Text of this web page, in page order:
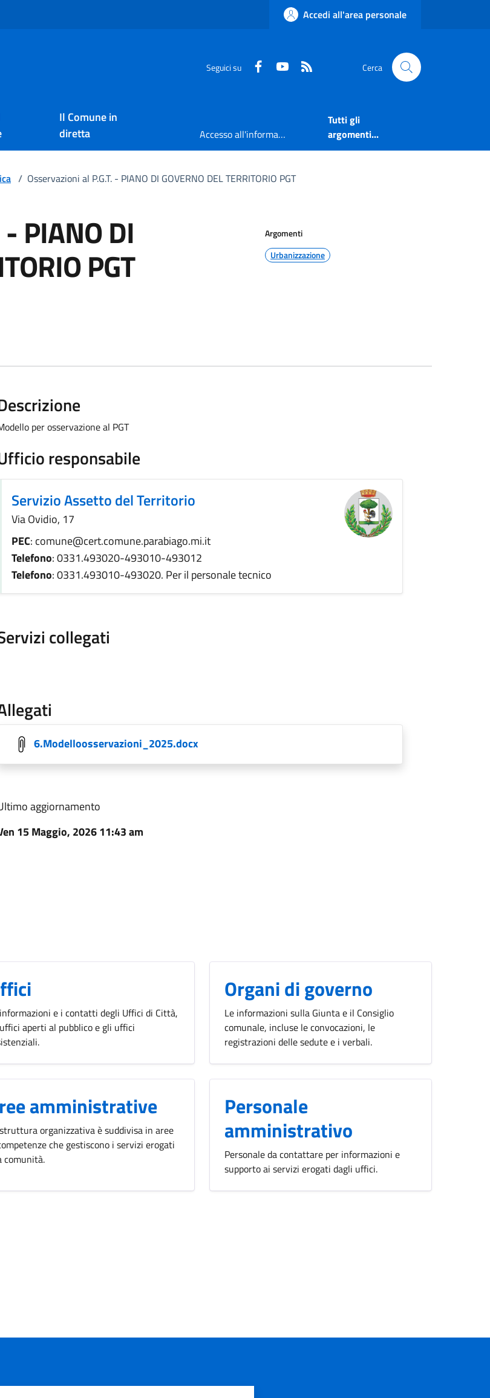
Accedi all'area personale
Seguici su Faceboook
Youtube Cerca
Il Comune in
diretta
Accesso all'informazione
Tutti gli
argomenti...
/ Osservazioni al P.G.T. - PIANO DI GOVERNO DEL TERRITORIO PGT
PIANO DI
PGT
Argomenti
Urbanizzazione
per osservazione al PGT
responsabile
Servizio Assetto del Territorio
Via Ovidio, 17
PEC: comune@cert.comune.parabiago.mi.it
Telefono: 0331.493020-493010-493012
Telefono: 0331.493010-493020. Per il personale tecnico
collegati
6.Modelloosservazioni_2025.docx
aggiornamento
15 Maggio, 2026 11:43 am
e i contatti degli Uffici di Città,
aperti al pubblico e gli uffici
Organi di governo
Le informazioni sulla Giunta e il Consiglio
comunale, incluse le convocazioni, le
registrazioni delle sedute e i verbali.
amministrative
organizzativa è suddivisa in aree
che gestiscono i servizi erogati
comunità.
Personale
amministrativo
Personale da contattare per informazioni e
supporto ai servizi erogati dagli uffici.